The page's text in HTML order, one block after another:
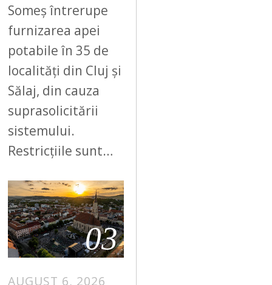
Someș întrerupe
furnizarea apei
potabile în 35 de
localități din Cluj și
Sălaj, din cauza
suprasolicitării
sistemului.
Restricțiile sunt…
03
AUGUST 6, 2026